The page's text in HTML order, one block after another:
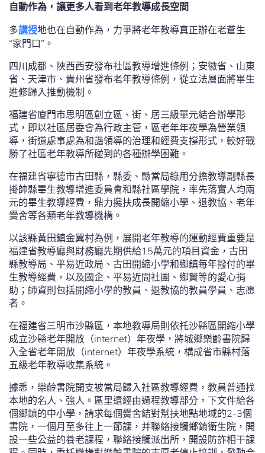
自動作為，讓更多人看到老年教導成長空間
多講授地也在自動作為，力爭將老年教導真正辦在老蒼生
“家門口”。
四川成都、陜西西安發布社區教導增進條例；安徽省、山東
省、天津市、貴州省發布老年教導條例，從立法層面將畢生
進修歸入推動機制。
福建省廈門市思明區創立區、街、居三級單元結合辦學形
式，即以社區居委會為行政主管，區老年年夜學為營業領
導，街道處事處為和諧領導的治理和經費支撐形式，較好戰
勝了社區老年教導所碰到的各種辦學困難。
在福建省寧德市古田縣，縣委、縣當局錄用分擔教導副縣長
掛帥縣畢生教導增進委員會和縣社區學院，率先落實人均兩
元的畢生教導經費，鼎力攙扶成長開縮小學、退教協、老年
黌舍等各類老年教導機構。
以該縣黃田鎮金翼村為例，展開老年教導的運動經費重要是
福建省教導廳與財務廳先期供給15萬元的項目資金，古田
縣教導局、平易近政局、古田開縮小學和鄉鎮每年撥付的畢
生教導經費，以及國企、平易近間社團、鄉賢等的愛心捐
助；師資則包括開縮小學的教員、退教協的教員學員、志愿
者。
在福建省三明市沙縣區，本地教導局則依托沙縣區開縮小學
成立沙縣老年開放（internet）年夜學，將城鄉樂齡書院歸
入全省老年開放（internet）年夜學系統，構成省市縣村落
五級老年教導收集系統。
據悉，樂齡書院開支被當局歸入社區教導經費，教員普通找
本地的名人、強人。區里還經由過程教導部分，下文件給各
個鄉鎮的中小學，請求每個黌舍結對幫扶地點地域的2-3個
書院，一個月至多往上一節課，并聯絡接觸鄉鎮衛生院，開
設一些公益的養老課程，聯絡接觸派出所，開設防詐相干課